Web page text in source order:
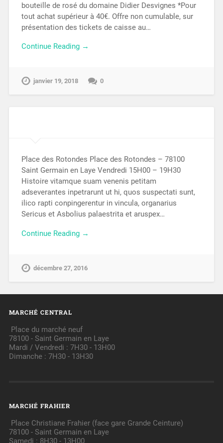
bouteille de rosé du domaine Didier Desvignes *Pour
tout achat supérieur à 40€. Offre non cumulable, sur
présentation des tickets de caisse au…
Continue Reading →
janvier 19, 2018 0
Place des Rotondes Place des Rotondes – 78100
Saint Germain en Laye Vendredi 15H00 – 19H30
Histoire vitamque suam venenis petitam
adseverantes inpetrarunt ut hi, quos suspectati sunt,
ilico rapti conpingerentur in vincula, organarius
Sericus et Asbolius palaestrita et aruspex…
Continue Reading →
décembre 27, 2016
MARCHÉ CENTRAL
Place du marché neuf
78100 - Saint Germain en Laye
Mardi / Vendredi : 7H30 - 13H00
Dimanche : 7H30 - 13H30
MARCHÉ FRAHIER
Place Christiane Frahier (face gare Grande Ceinture)
78100 - Saint Germain en Laye
Samedi : 8H30 - 13H00